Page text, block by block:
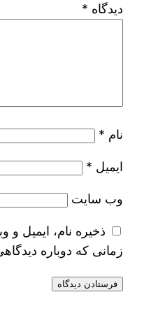
دیدگاه *
نام *
ایمیل *
وب‌ سایت
ذخیره نام، ایمیل
زمانی که دوباره